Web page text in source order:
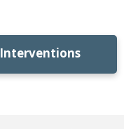
Interventions